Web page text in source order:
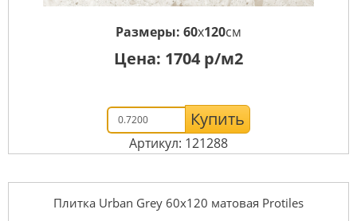
Размеры: 60x120см
Цена: 1704 р/м2
Купить
Артикул: 121288
Плитка Urban Grey 60х120 матовая Protiles